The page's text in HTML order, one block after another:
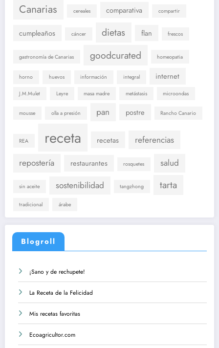
Canarias cereales comparativa compartir
cumpleaños cáncer dietas flan frescos
gastronomía de Canarias goodcurated homeopatia
horno huevos información integral internet
J.M.Mulet Leyre masa madre metástasis microondas
mousse olla a presión pan postre Rancho Canario
REA receta recetas
referencias
repostería
restaurantes rosquetes salud
sin aceite sostenibilidad tangzhong tarta
tradicional árabe
Blogroll
¡Sano y de rechupete!
La Receta de la Felicidad
Mis recetas favoritas
Ecoagricultor.com